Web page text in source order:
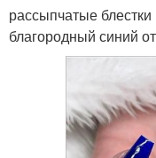
рассыпчатые
благородный синий